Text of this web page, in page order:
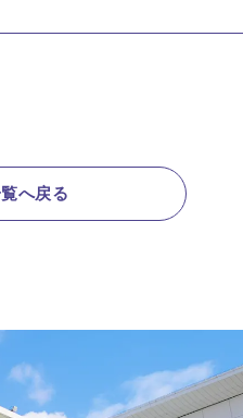
へ戻る